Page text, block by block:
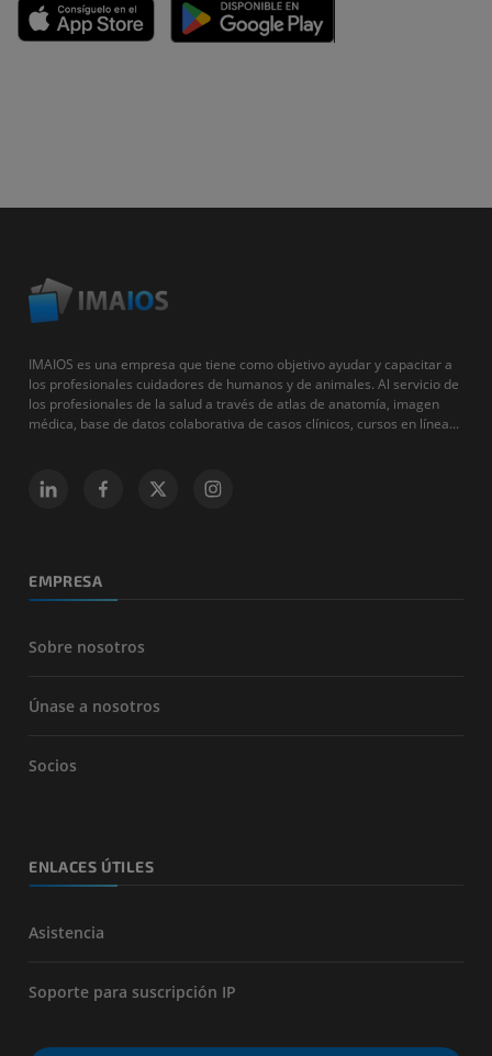
IMAIOS es una empresa que tiene como objetivo ayudar y capacitar a
los profesionales cuidadores de humanos y de animales. Al servicio de
los profesionales de la salud a través de atlas de anatomía, imagen
médica, base de datos colaborativa de casos clínicos, cursos en línea...
EMPRESA
Sobre nosotros
Únase a nosotros
Socios
ENLACES ÚTILES
Asistencia
Soporte para suscripción IP